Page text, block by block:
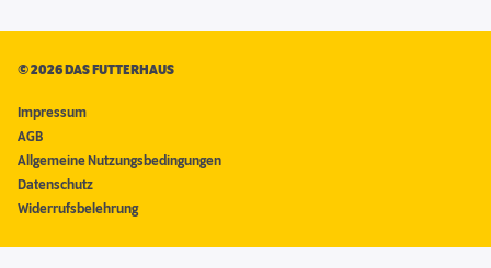
©2026 DAS FUTTERHAUS
Impressum
AGB
Allgemeine Nutzungsbedingungen
Datenschutz
Widerrufsbelehrung